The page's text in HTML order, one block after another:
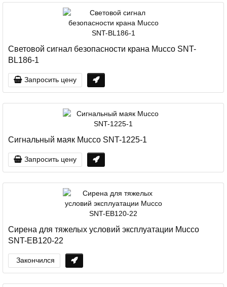
Световой сигнал безопасности крана Mucco SNT-
BL186-1
Запросить цену
Сигнальный маяк Mucco SNT-1225-1
Запросить цену
Сирена для тяжелых условий эксплуатации Mucco
SNT-EB120-22
Закончился